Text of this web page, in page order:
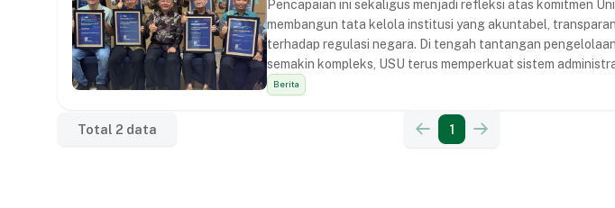
Pencapaian ini sekaligus menjadi refleksi atas komitmen
membangun tata kelola institusi yang akuntabel,
terhadap regulasi negara. Di tengah tantangan
semakin kompleks, USU terus memperkuat sistem
profesional sebagai bagian dari upaya mewujudkan good
Berita
Total 2 data 1